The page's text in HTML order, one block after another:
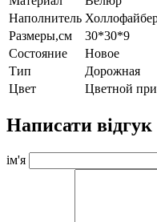
Наполнитель
Размеры,см
30*30*9
Состояние
Новое
Тип
Дорожная
Цвет
Цветной
Написати відгук
ім'я